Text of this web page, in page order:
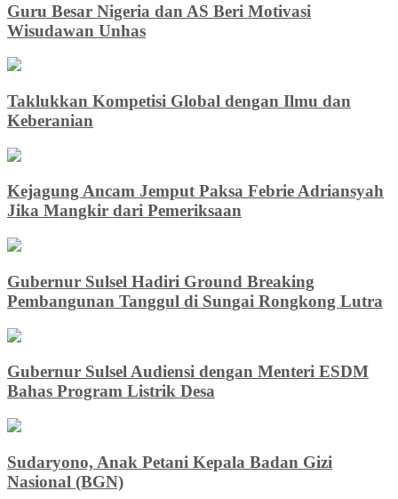
Guru Besar Nigeria dan AS Beri Motivasi
Wisudawan Unhas
Taklukkan Kompetisi Global dengan Ilmu dan
Keberanian
Kejagung Ancam Jemput Paksa Febrie Adriansyah
Jika Mangkir dari Pemeriksaan
Gubernur Sulsel Hadiri Ground Breaking
Pembangunan Tanggul di Sungai Rongkong Lutra
Gubernur Sulsel Audiensi dengan Menteri ESDM
Bahas Program Listrik Desa
Sudaryono, Anak Petani Kepala Badan Gizi
Nasional (BGN)